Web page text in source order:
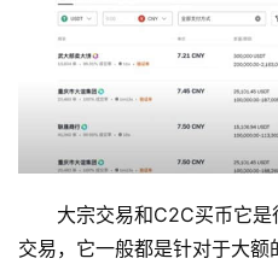
见
大宗交易和C2C买币它
交易，它一般都是针对于大额